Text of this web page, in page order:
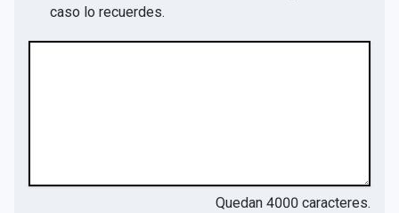
caso lo recuerdes.
Quedan 4000 caracteres.